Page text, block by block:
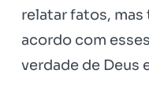
relatar fatos,
acordo com
verdade de Deus